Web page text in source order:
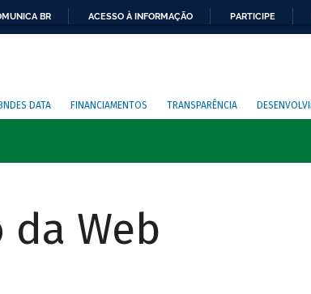
BR ACESSO À INFORMAÇÃO PARTICIPE
DATA FINANCIAMENTOS TRANSPARÊNCIA
Web